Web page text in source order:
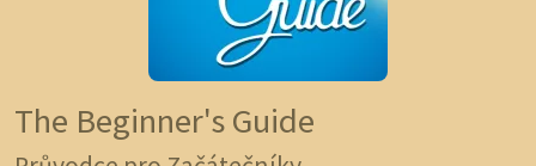
The Beginner's Guide